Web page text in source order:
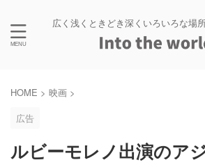
広く浅くときどき深くいろいろな場所
HOME > 映画 >
広告
ルビーモレノ出演のア